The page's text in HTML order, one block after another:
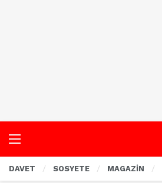
DAVET SOSYETE MAGAZİN